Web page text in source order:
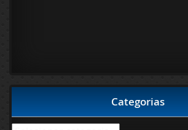
Categorias